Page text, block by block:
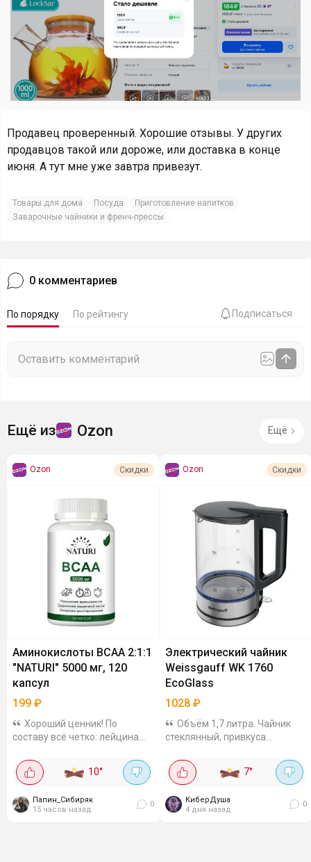
Продавец проверенный. Хорошие отзывы. У других
продавцов такой или дороже, или доставка в конце
июня. А тут мне уже завтра привезут.
Товары для дома Посуда
Приготовление напитков
Заварочные чайники и френч-прессы
0 комментариев
По порядку По рейтингу Подписаться
Ещё из Ozon Ещё
Ozon Скидки
Аминокислоты BCAA 2:1:1
"NATURI" 5000 мг, 120
капсул
199 ₽
Хороший ценник! По
составу всё четко: лейцина
по 1250 мг. Может быть
интересен людям, регулярно
соблюдающим диету...
10°
Папин_Сибиряк
15 часов назад
0
Ozon Скидки
Электрический чайник
Weissgauff WK 1760
EcoGlass
1028 ₽
Объём 1,7 литра. Чайник
стеклянный, привкуса
очень шустро. Дно
металлическое (хорошая
электричества жрет минимум,
а...
7°
КиберДуша
4 дня назад
0